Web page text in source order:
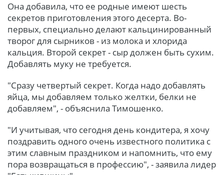
Она добавила, что ее родные имеют шесть
секретов приготовления этого десерта. Во-
первых, специально делают кальцинированный
творог для сырников - из молока и хлорида
кальция. Второй секрет - сыр должен быть сухим.
Добавлять муку не требуется.
"Сразу четвертый секрет. Когда надо добавлять
яйца, мы добавляем только желтки, белки не
добавляем", - объяснила Тимошенко.
"И учитывая, что сегодня день кондитера, я хочу
поздравить одного очень известного политика с
этим славным праздником и напомнить, что ему
пора возвращаться в профессию", - заявила лидер